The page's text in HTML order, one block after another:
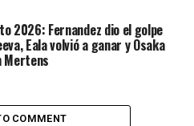
por 6-4, 6-1 y 6-4,
entre Ben Shelton (47)
el primero, por 6-4, 6-3, 4-6
de misma nacionalidad,
2026: Fernandez dio el golpe
Eala volvió a ganar y Osaka
Mertens
COMMENT